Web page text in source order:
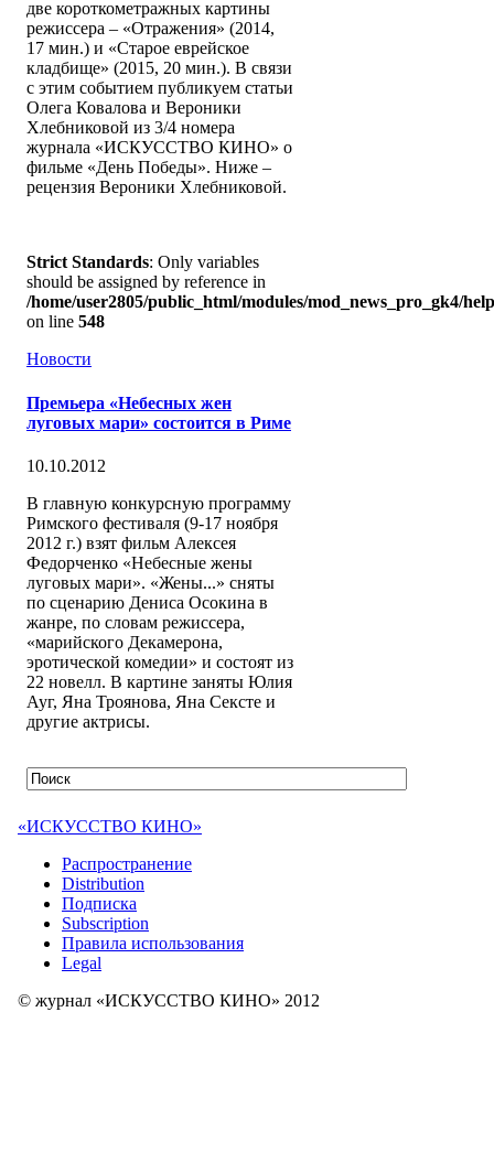
две короткометражных картины
режиссера – «Отражения» (2014,
17 мин.) и «Старое еврейское
кладбище» (2015, 20 мин.). В связи
с этим событием публикуем статьи
Олега Ковалова и Вероники
Хлебниковой из 3/4 номера
журнала «ИСКУССТВО КИНО» о
фильме «День Победы». Ниже –
рецензия Вероники Хлебниковой.
Strict Standards: Only variables
should be assigned by reference in
/home/user2805/public_html/modules/mod_news_pro_gk4/
on line 548
Новости
Премьера «Небесных жен
луговых мари» состоится в Риме
10.10.2012
В главную конкурсную программу
Римского фестиваля (9-17 ноября
2012 г.) взят фильм Алексея
Федорченко «Небесные жены
луговых мари». «Жены...» сняты
по сценарию Дениса Осокина в
жанре, по словам режиссера,
«марийского Декамерона,
эротической комедии» и состоят из
22 новелл. В картине заняты Юлия
Ауг, Яна Троянова, Яна Сексте и
другие актрисы.
«ИСКУССТВО КИНО»
Распространение
Distribution
Подписка
Subscription
Правила использования
Legal
© журнал «ИСКУССТВО КИНО» 2012